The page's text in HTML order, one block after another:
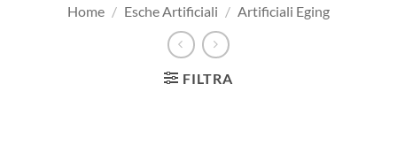
Home / Esche Artificiali / Artificiali Eging
FILTRA